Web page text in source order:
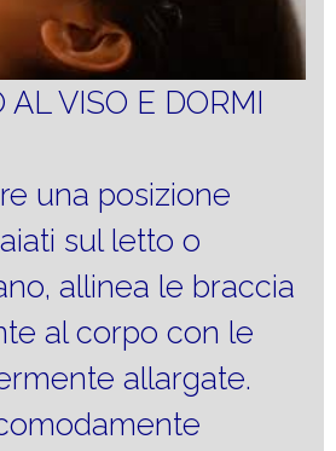
AL VISO E DORMI
una posizione
sul letto o
allinea le braccia
al corpo con le
allargate.